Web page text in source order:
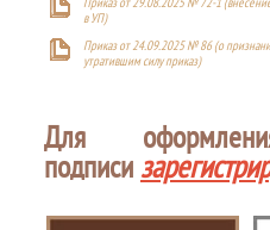
в УП)
Приказ от 24.09.2025 № 86 (о
утратившим силу приказ)
Для
подписи